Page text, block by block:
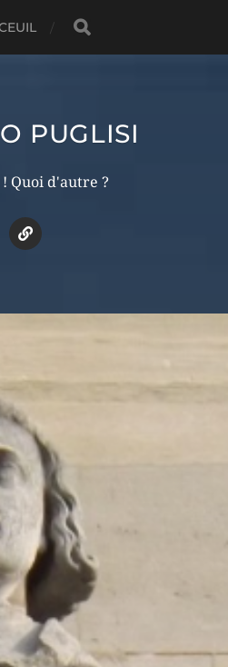
PUGLISI
Quoi d'autre ?